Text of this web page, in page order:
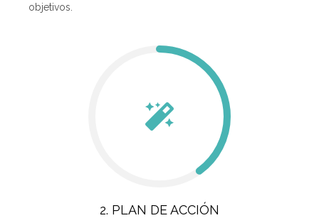
objetivos.
2. PLAN DE ACCIÓN